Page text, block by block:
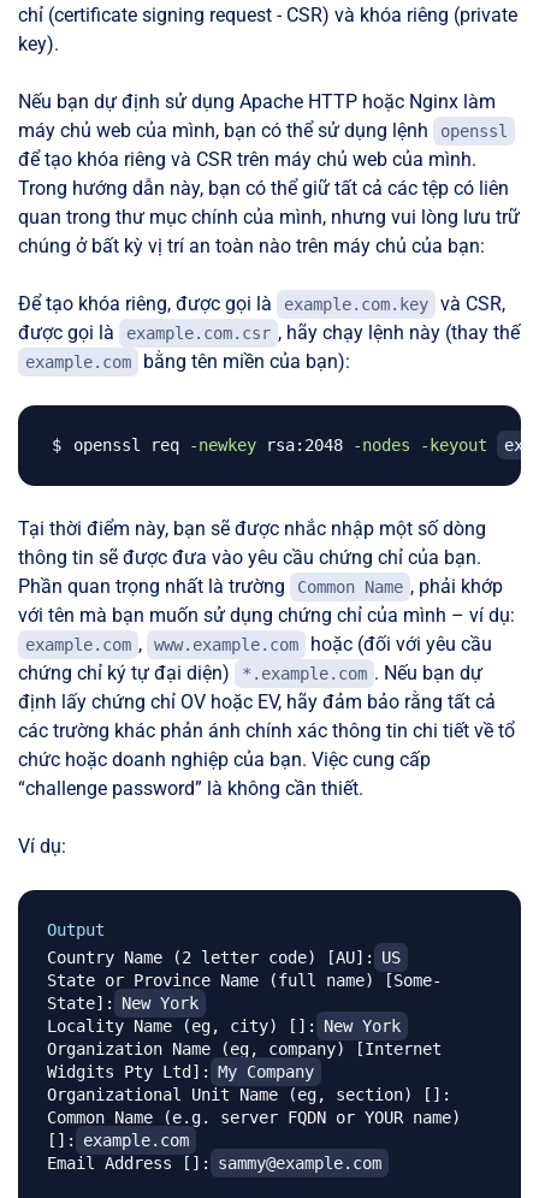
chỉ (certificate signing request - CSR) và khóa riêng (private
key).
Nếu bạn dự định sử dụng Apache HTTP hoặc Nginx làm
máy chủ web của mình, bạn có thể sử dụng lệnh
openssl
để tạo khóa riêng và CSR trên máy chủ web của mình.
Trong hướng dẫn này, bạn có thể giữ tất cả các tệp có liên
quan trong thư mục chính của mình, nhưng vui lòng lưu trữ
chúng ở bất kỳ vị trí an toàn nào trên máy chủ của bạn:
Để tạo khóa riêng, được gọi là example.com.key
và CSR,
được gọi là
example.com.csr , hãy chạy lệnh này (thay thế
example.com bằng tên miền của bạn):
openssl req -newkey rsa:2048 -nodes -keyout
Tại thời điểm này, bạn sẽ được nhắc nhập một số dòng
thông tin sẽ được đưa vào yêu cầu chứng chỉ của bạn.
Phần quan trọng nhất là trường
Common Name , phải khớp
với tên mà bạn muốn sử dụng chứng chỉ của mình – ví dụ:
example.com , www.example.com
hoặc (đối với yêu cầu
chứng chỉ ký tự đại diện)
*.example.com . Nếu bạn dự
định lấy chứng chỉ OV hoặc EV, hãy đảm bảo rằng tất cả
các trường khác phản ánh chính xác thông tin chi tiết về tổ
chức hoặc doanh nghiệp của bạn. Việc cung cấp
“challenge password” là không cần thiết.
Ví dụ:
Output
Country Name (2 letter code) [AU]:
US
State or Province Name (full name) [Some-
State]:
New York
Locality Name (eg, city) []:
New York
Organization Name (eg, company) [Internet
Widgits Pty Ltd]: My Company
Organizational Unit Name (eg, section) []:
Common Name (e.g. server FQDN or YOUR name)
[]:
example.com
Email Address []:
sammy@example.com